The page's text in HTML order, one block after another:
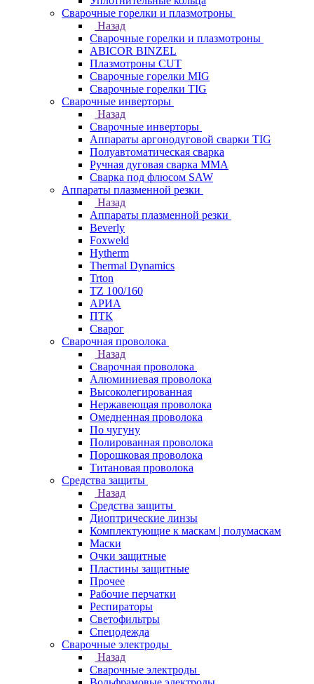
Сварочные горелки и плазмотроны
Назад
Сварочные горелки и плазмотроны
ABICOR BINZEL
Плазмотроны CUT
Сварочные горелки MIG
Сварочные горелки TIG
Сварочные инверторы
Назад
Сварочные инверторы
Аппараты аргонодуговой сварки TIG
Полуавтоматическая сварка
Ручная дуговая сварка MMA
Сварка под флюсом SAW
Аппараты плазменной резки
Назад
Аппараты плазменной резки
Beverly
Foxweld
Hytherm
Thermal Dynamics
Trton
TZ 100/160
АРИА
ПТК
Сварог
Сварочная проволока
Назад
Сварочная проволока
Алюминиевая проволока
Высоколегированная
Нержавеющая проволока
Омедненная проволока
По чугуну
Полированная проволока
Порошковая проволока
Титановая проволока
Средства защиты
Назад
Средства защиты
Диоптрические линзы
Комплектующие к маскам | полумаскам
Маски
Очки защитные
Пластины защитные
Прочее
Рабочие перчатки
Респираторы
Светофильтры
Спецодежда
Сварочные электроды
Назад
Сварочные электроды